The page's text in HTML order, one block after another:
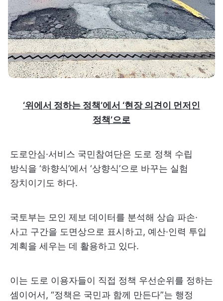
‘위에서 정하는 정책’에서 ‘현장 의견이 먼저인
정책’으로
도로안심·서비스 국민참여단은 도로 정책 수립
방식을 ‘하향식’에서 ‘상향식’으로 바꾸는 실험
장치이기도 하다.
국토부는 모인 제보 데이터를 분석해 상습 파손·
사고 구간을 도면상으로 표시하고, 예산·인력 투입
계획을 세우는 데 활용하고 있다.
이는 도로 이용자들이 직접 정책 우선순위를 정하는
셈이어서, “정책은 국민과 함께 만든다”는 행정